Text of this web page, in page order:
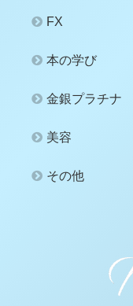
FX
本の学び
金銀プラチナ
美容
その他